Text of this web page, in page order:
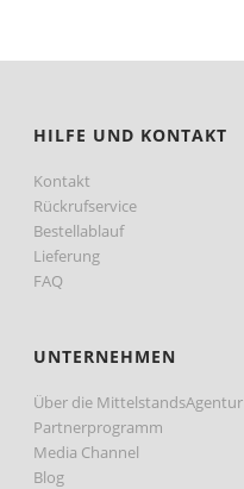
HILFE UND KONTAKT
Kontakt
Rückrufservice
Bestellablauf
Lieferung
FAQ
UNTERNEHMEN
Über die MittelstandsAgentur
Partnerprogramm
Media Channel
Blog